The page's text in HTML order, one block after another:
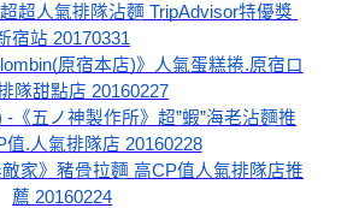
超人氣排隊沾麵 TripAdvisor特優獎
宿站 20170331
原宿本店)》人氣蛋糕捲.原宿ロ
隊甜點店 20160227
《五ノ神製作所》超”蝦”海老沾麵推
值.人氣排隊店 20160228
家》豬骨拉麵 高CP值人氣排隊店推
薦 20160224